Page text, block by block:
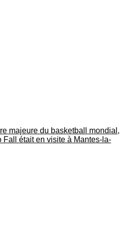
majeure du basketball mondial,
Fall était en visite à Mantes-la-